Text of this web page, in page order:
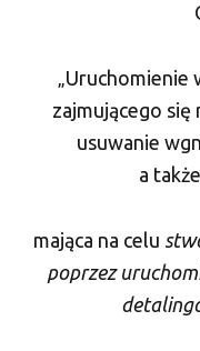
„Uruchomienie
zajmującego się
usuwanie
a
mająca na celu
poprzez